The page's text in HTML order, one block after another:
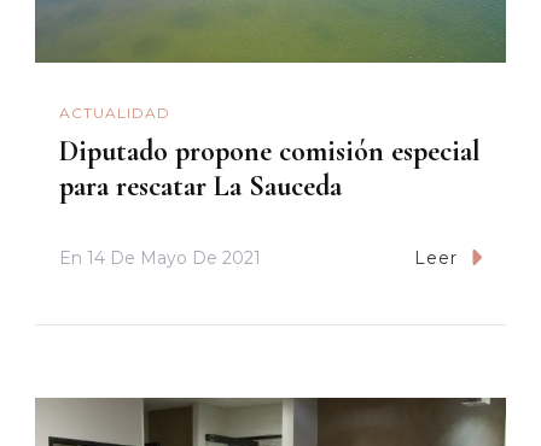
ACTUALIDAD
Diputado propone comisión especial
para rescatar La Sauceda
En 14 De Mayo De 2021 Leer